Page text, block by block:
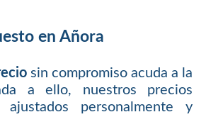
en Añora
sin compromiso acuda a la
a ello, nuestros precios
ajustados personalmente y